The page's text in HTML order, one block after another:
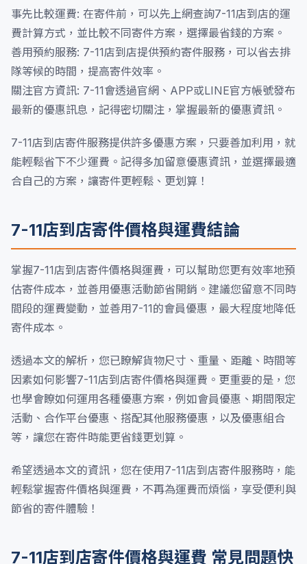
事先比較運費: 在寄件前，可以先上網查詢7-11店到店的運
費計算方式，並比較不同寄件方案，選擇最省錢的方案。
善用預約服務: 7-11店到店提供預約寄件服務，可以省去排
隊等候的時間，提高寄件效率。
關注官方資訊: 7-11會透過官網、APP或LINE官方帳號發布
最新的優惠訊息，記得密切關注，掌握最新的優惠資訊。
7-11店到店寄件服務提供許多優惠方案，只要善加利用，就
能輕鬆省下不少運費。記得多加留意優惠資訊，並選擇最適
合自己的方案，讓寄件更輕鬆、更划算！
7-11店到店寄件價格與運費結論
掌握7-11店到店寄件價格與運費，可以幫助您更有效率地預
估寄件成本，並善用優惠活動節省開銷。建議您留意不同時
間段的運費變動，並善用7-11的會員優惠，最大程度地降低
寄件成本。
透過本文的解析，您已瞭解貨物尺寸、重量、距離、時間等
因素如何影響7-11店到店寄件價格與運費。更重要的是，您
也學會瞭如何運用各種優惠方案，例如會員優惠、期間限定
活動、合作平台優惠、搭配其他服務優惠，以及優惠組合
等，讓您在寄件時能更省錢更划算。
希望透過本文的資訊，您在使用7-11店到店寄件服務時，能
輕鬆掌握寄件價格與運費，不再為運費而煩惱，享受便利與
節省的寄件體驗！
7-11店到店寄件價格與運費 常見問題快